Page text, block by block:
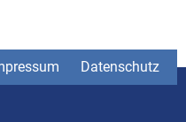
Datenschutz